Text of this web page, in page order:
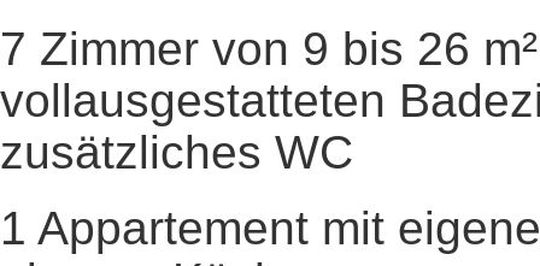
7 Zimmer von 9 bis 26
vollausgestatteten
zusätzliches WC
1 Appartement mit